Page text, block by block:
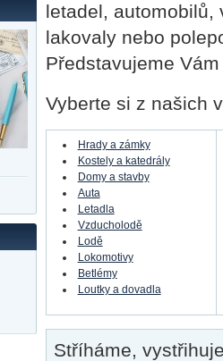
letadel, automobilů,
lakovaly nebo
Představujeme
Vyberte si z našich
Hrady a zámky
Kostely a katedrály
Domy a stavby
Auta
Letadla
Vzducholodě
Lodě
Lokomotivy
Betlémy
Loutky a dovadla
Stříháme,